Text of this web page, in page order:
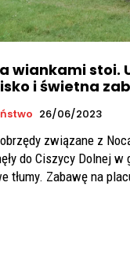
wiankami stoi.
i świetna
26/06/2023
związane z
do Ciszycy Dolnej w
tłumy. Zabawę na